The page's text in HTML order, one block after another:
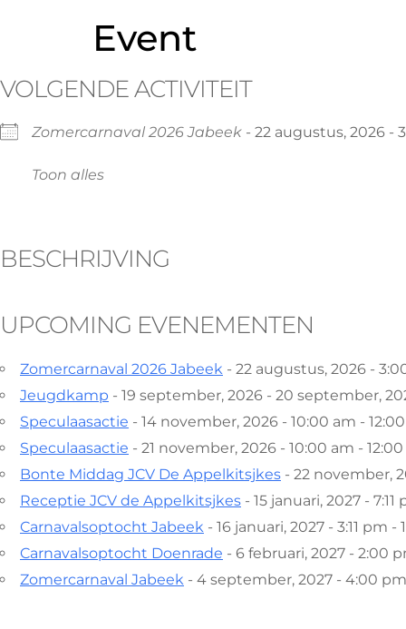
Event
VOLGENDE ACTIVITEIT
Zomercarnaval 2026 Jabeek - 22 augustus, 2026 -
Toon alles
BESCHRIJVING
UPCOMING EVENEMENTEN
Zomercarnaval 2026 Jabeek - 22 augustus, 2026 -
Jeugdkamp - 19 september, 2026 - 20 september,
Speculaasactie - 14 november, 2026 - 10:00 am -
Speculaasactie - 21 november, 2026 - 10:00 am -
Bonte Middag JCV De Appelkitsjkes - 22 november,
Receptie JCV de Appelkitsjkes - 15 januari, 2027 - 7:11
Carnavalsoptocht Jabeek - 16 januari, 2027 - 3:11 pm -
Carnavalsoptocht Doenrade - 6 februari, 2027 - 2:00
Zomercarnaval Jabeek - 4 september, 2027 - 4:00 pm